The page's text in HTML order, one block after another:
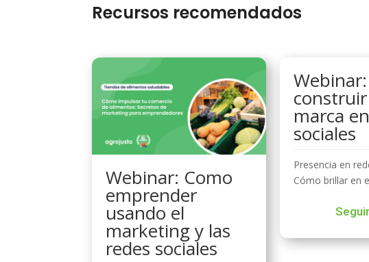
Recursos recomendados
Webinar: Como
emprender
usando el
marketing y las
redes sociales
marca
sociales
Presencia en
Cómo brillar en